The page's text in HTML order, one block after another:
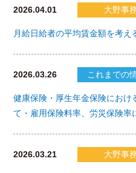
2026.04.01 大野事
月給日給者の平均賃金額を考え
2026.03.26 これまでの
健康保険・厚生年金保険におけ
て・雇用保険料率、労災保険率
2026.03.21 大野事